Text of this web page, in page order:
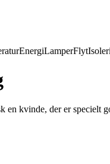
EnergiLamperFlyt
en kvinde, der er specielt